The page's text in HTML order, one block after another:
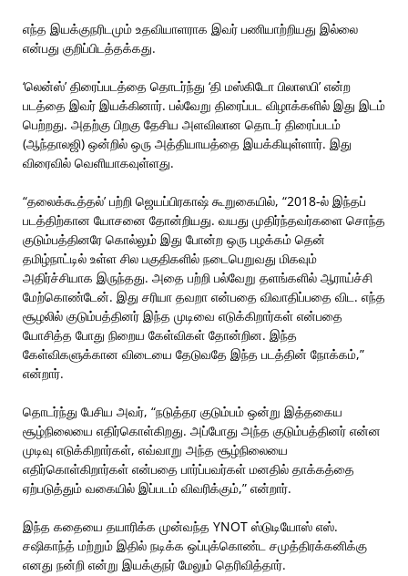
எந்த இயக்குநரிடமும் உதவியாளராக இவர் பணியாற்றியது இல்லை
என்பது குறிப்பிடத்தக்கது.
‘லென்ஸ்’ திரைப்படத்தை தொடர்ந்து ‘தி மஸ்கிடோ பிலாஸபி’ என்ற
படத்தை இவர் இயக்கினார். பல்வேறு திரைப்பட விழாக்களில் இது இடம்
பெற்றது. அதற்கு பிறகு தேசிய அளவிலான தொடர் திரைப்படம்
(ஆந்தாலஜி) ஒன்றில் ஒரு அத்தியாயத்தை இயக்கியுள்ளார். இது
விரைவில் வெளியாகவுள்ளது.
“தலைக்கூத்தல்’ பற்றி ஜெயப்பிரகாஷ் கூறுகையில், “2018-ல் இந்தப்
படத்திற்கான யோசனை தோன்றியது. வயது முதிர்ந்தவர்களை சொந்த
குடும்பத்தினரே கொல்லும் இது போன்ற ஒரு பழக்கம் தென்
தமிழ்நாட்டில் உள்ள சில பகுதிகளில் நடைபெறுவது மிகவும்
அதிர்ச்சியாக இருந்தது. அதை பற்றி பல்வேறு தளங்களில் ஆராய்ச்சி
மேற்கொண்டேன். இது சரியா தவறா என்பதை விவாதிப்பதை விட. எந்த
சூழலில் குடும்பத்தினர் இந்த முடிவை எடுக்கிறார்கள் என்பதை
யோசித்த போது நிறைய கேள்விகள் தோன்றின. இந்த
கேள்விகளுக்கான விடையை தேடுவதே இந்த படத்தின் நோக்கம்,”
என்றார்.
தொடர்ந்து பேசிய அவர், “நடுத்தர குடும்பம் ஒன்று இத்தகைய
சூழ்நிலையை எதிர்கொள்கிறது. அப்போது அந்த குடும்பத்தினர் என்ன
முடிவு எடுக்கிறார்கள், எவ்வாறு அந்த சூழ்நிலையை
எதிர்கொள்கிறார்கள் என்பதை பார்ப்பவர்கள் மனதில் தாக்கத்தை
ஏற்படுத்தும் வகையில் இப்படம் விவரிக்கும்,” என்றார்.
இந்த கதையை தயாரிக்க முன்வந்த YNOT ஸ்டுடியோஸ் எஸ்.
சஷிகாந்த் மற்றும் இதில் நடிக்க ஒப்புக்கொண்ட சமுத்திரக்கனிக்கு
எனது நன்றி என்று இயக்குநர் மேலும் தெரிவித்தார்.